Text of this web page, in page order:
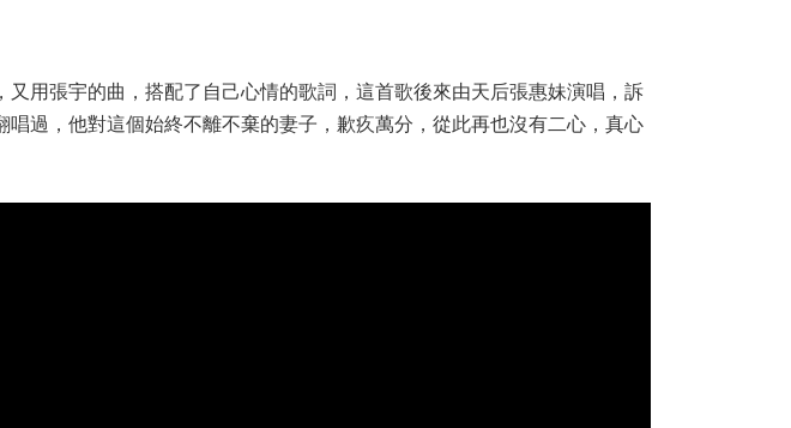
用張宇的曲，搭配了自己心情的歌詞，這首歌後來由天后張惠妹演唱，訴
過，他對這個始終不離不棄的妻子，歉疚萬分，從此再也沒有二心，真心